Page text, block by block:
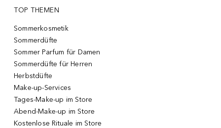
TOP THEMEN
Sommerkosmetik
Sommerdüfte
Sommer Parfum für Damen
Sommerdüfte für Herren
Herbstdüfte
Make-up-Services
Tages-Make-up im Store
Abend-Make-up im Store
Kostenlose Rituale im Store